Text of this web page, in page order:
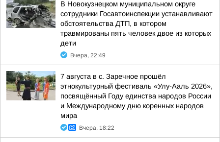
В Новокузнецком муниципальном округе
сотрудники Госавтоинспекции устанавливают
обстоятельства ДТП, в котором
травмированы пять человек двое из которых
дети
Вчера, 22:49
7 августа в с. Заречное прошёл
этнокультурный фестиваль «Улу-Ааль 2026»,
посвящённый Году единства народов России
и Международному дню коренных народов
мира
Вчера, 18:22